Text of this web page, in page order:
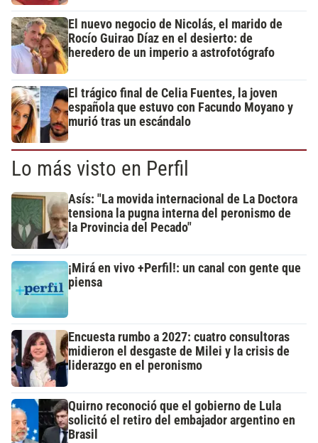
El nuevo negocio de Nicolás, el marido de
Rocío Guirao Díaz en el desierto: de
heredero de un imperio a astrofotógrafo
El trágico final de Celia Fuentes, la joven
española que estuvo con Facundo Moyano y
murió tras un escándalo
Lo más visto en Perfil
Asís: "La movida internacional de La Doctora
tensiona la pugna interna del peronismo de
la Provincia del Pecado"
¡Mirá en vivo +Perfil!: un canal con gente que
piensa
Encuesta rumbo a 2027: cuatro consultoras
midieron el desgaste de Milei y la crisis de
liderazgo en el peronismo
Quirno reconoció que el gobierno de Lula
solicitó el retiro del embajador argentino en
Brasil